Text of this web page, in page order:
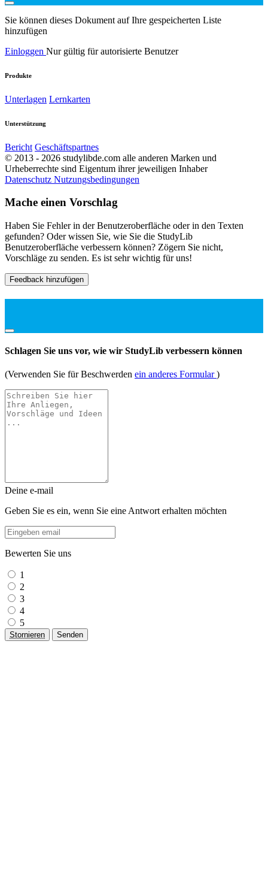
Sie können dieses Dokument auf Ihre gespeicherten Liste
hinzufügen
Einloggen Nur gültig für autorisierte Benutzer
Produkte
Unterlagen Lernkarten
Unterstützung
Bericht Geschäftspartnes
© 2013 - 2026 studylibde.com alle anderen Marken und
Urheberrechte sind Eigentum ihrer jeweiligen Inhaber
Datenschutz Nutzungsbedingungen
Mache einen Vorschlag
Haben Sie Fehler in der Benutzeroberfläche oder in den Texten
gefunden? Oder wissen Sie, wie Sie die StudyLib
Benutzeroberfläche verbessern können? Zögern Sie nicht,
Vorschläge zu senden. Es ist sehr wichtig für uns!
Feedback hinzufügen
Schlagen Sie uns vor, wie wir StudyLib verbessern können
(Verwenden Sie für Beschwerden ein anderes Formular)
Deine e-mail
Geben Sie es ein, wenn Sie eine Antwort erhalten möchten
Bewerten Sie uns
1
2
3
4
5
Stornieren Senden